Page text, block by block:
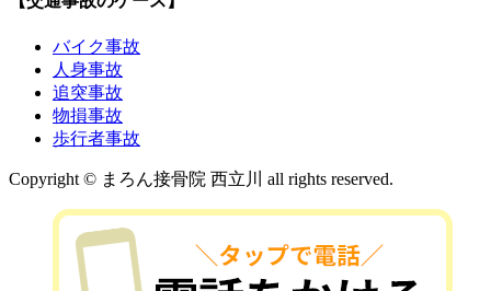
バイク事故
人身事故
追突事故
物損事故
歩行者事故
Copyright © まろん接骨院 西立川 all rights reserved.